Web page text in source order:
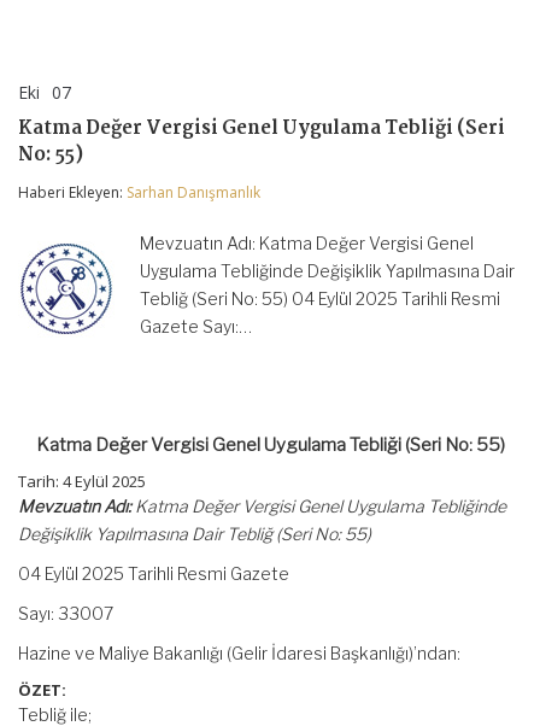
Eki 07
Vergisi
Tebliği
55)
için
Katma Değer Vergisi Genel Uygulama Tebliği (Seri
No: 55)
Haberi Ekleyen: Sarhan Danışmanlık
Mevzuatın Adı: Katma Değer Vergisi Genel
Uygulama Tebliğinde Değişiklik Yapılmasına Dair
Tebliğ (Seri No: 55) 04 Eylül 2025 Tarihli Resmi
Gazete Sayı:…
Katma Değer Vergisi Genel Uygulama Tebliği (Seri No: 55)
Tarih: 4 Eylül 2025
Mevzuatın Adı:Katma Değer Vergisi Genel Uygulama Tebliğinde
Değişiklik Yapılmasına Dair Tebliğ (Seri No: 55)
04 Eylül 2025 Tarihli Resmi Gazete
Sayı: 33007
Hazine ve Maliye Bakanlığı (Gelir İdaresi Başkanlığı)’ndan:
ÖZET:
Tebliğ ile;